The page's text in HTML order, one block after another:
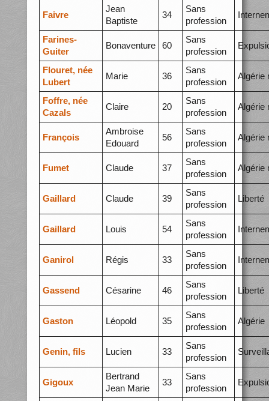
Faivre
Jean
Baptiste
34
Sans
profession
Farines-
Guiter
Bonaventure 60
Sans
profession
Flouret, née
Lubert
Marie 36
Sans
profession
Algérie
Foffre, née
Cazals
Claire 20
Sans
profession
Algérie
François
Ambroise
Edouard
56
Sans
profession
Algérie
Fumet Claude 37
Sans
profession
Algérie
Gaillard Claude 39
Sans
profession
Liberté
Gaillard Louis 54
Sans
profession
Ganirol Régis 33
Sans
profession
Gassend Césarine 46
Sans
profession
Liberté
Gaston Léopold 35
Sans
profession
Algérie
Genin, fils Lucien 33
Sans
profession
Gigoux
Bertrand
Jean Marie
33
Sans
profession